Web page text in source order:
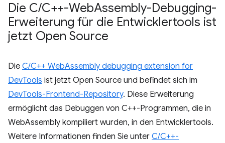
Die C/C++-WebAssembly-Debugging-
Erweiterung für die Entwicklertools ist
jetzt Open Source
Die C/C++ WebAssembly debugging extension for
DevTools ist jetzt Open Source und befindet sich im
DevTools-Frontend-Repository. Diese Erweiterung
ermöglicht das Debuggen von C++-Programmen, die in
WebAssembly kompiliert wurden, in den Entwicklertools.
Weitere Informationen finden Sie unter C/C++-